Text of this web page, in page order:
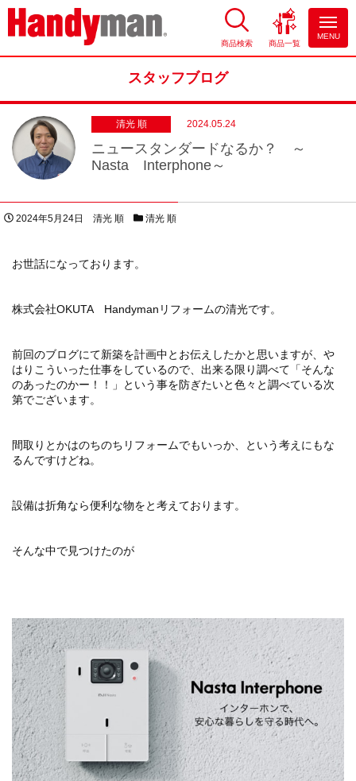
お風呂やキッチンのリフォーム
商品検索 商品一覧
MENU
スタッフブログ
清光 順 2024.05.24
ニュースタンダードなるか？ ～
Nasta Interphone～
投稿日
2024年5月24日 著者
清光 順 スタッフブログカテゴリー
清光 順
お世話になっております。
株式会社OKUTA Handymanリフォームの清光です。
前回のブログにて新築を計画中とお伝えしたかと思いますが、や
はりこういった仕事をしているので、出来る限り調べて「そんな
のあったのかー！！」という事を防ぎたいと色々と調べている次
第でございます。
間取りとかはのちのちリフォームでもいっか、という考えにもな
るんですけどね。
設備は折角なら便利な物をと考えております。
そんな中で見つけたのが